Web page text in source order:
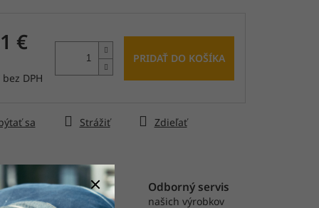
€
DPH
PRIDAŤ DO KOŠÍKA
sa Strážiť Zdieľať
výroba
pásy, rolky
Odborný servis
našich výrobkov